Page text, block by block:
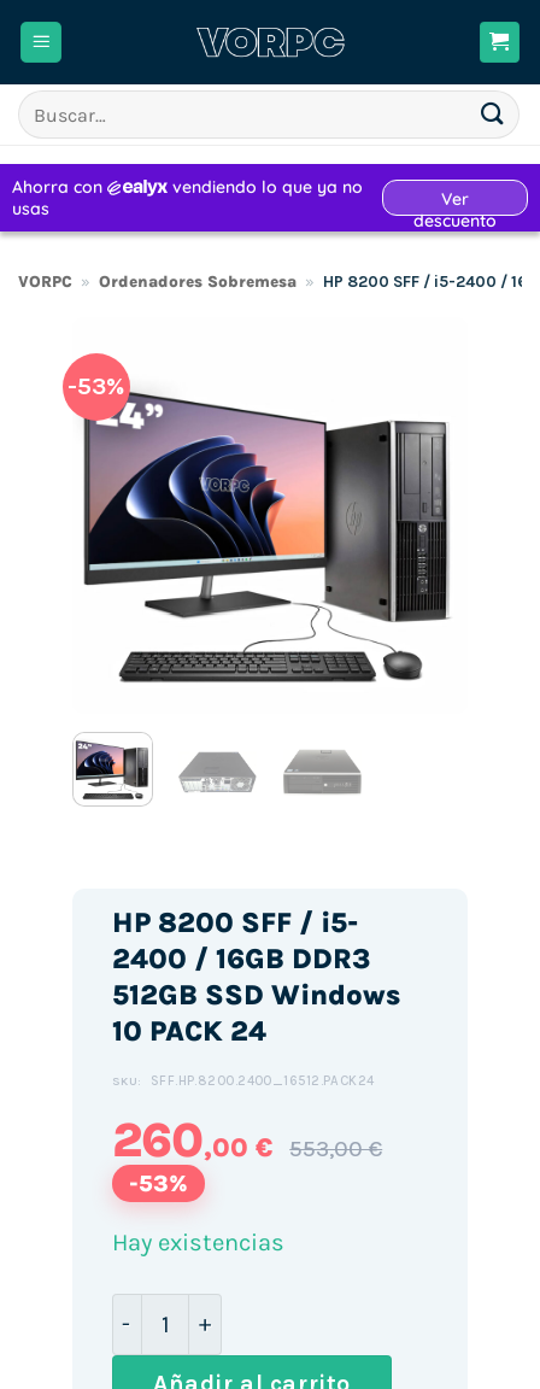
Buscar
por:
VORPC » Ordenadores Sobremesa » HP 8200 SFF / i5-2400 /
-53%
HP 8200 SFF / i5-
2400 / 16GB DDR3
512GB SSD Windows
10 PACK 24
SKU: SFF.HP.8200.2400_16512.PACK24
260,00 € 553,00 €
-53%
Hay existencias